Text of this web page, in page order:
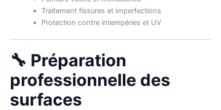
Traitement fissures et imperfections
Protection contre intempéries et UV
🔧 Préparation
professionnelle des
surfaces